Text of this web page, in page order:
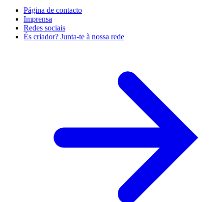
Página de contacto
Imprensa
Redes sociais
És criador? Junta-te à nossa rede